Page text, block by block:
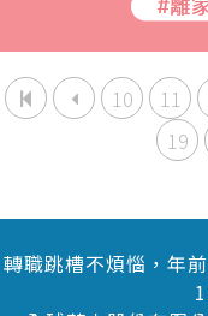
10 11
19
轉職跳槽不煩惱，年